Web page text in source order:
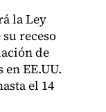
la Ley
receso
de
EE.UU.
el 14